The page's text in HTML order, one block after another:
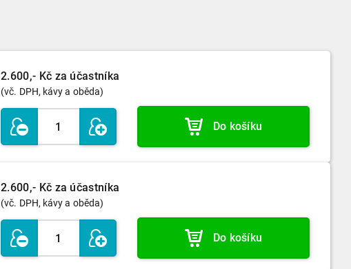
2.600,- Kč za účastníka
(vč. DPH, kávy a oběda)
Do košíku
2.600,- Kč za účastníka
(vč. DPH, kávy a oběda)
Do košíku